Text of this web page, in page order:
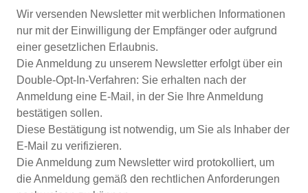
Wir versenden Newsletter mit werblichen Informationen
nur mit der Einwilligung der Empfänger oder aufgrund
einer gesetzlichen Erlaubnis.
Die Anmeldung zu unserem Newsletter erfolgt über ein
Double-Opt-In-Verfahren: Sie erhalten nach der
Anmeldung eine E-Mail, in der Sie Ihre Anmeldung
bestätigen sollen.
Diese Bestätigung ist notwendig, um Sie als Inhaber der
E-Mail zu verifizieren.
Die Anmeldung zum Newsletter wird protokolliert, um
die Anmeldung gemäß den rechtlichen Anforderungen